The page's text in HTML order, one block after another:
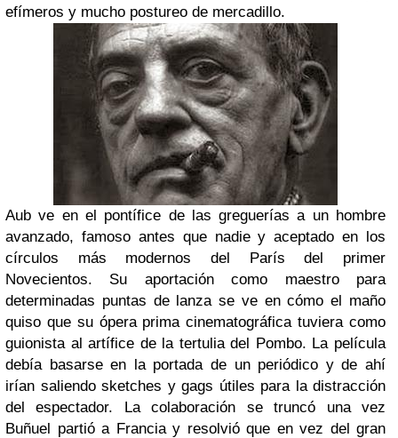
efímeros y mucho postureo de mercadillo.
Aub ve en el pontífice de las greguerías a un hombre
avanzado, famoso antes que nadie y aceptado en los
círculos más modernos del París del primer
Novecientos. Su aportación como maestro para
determinadas puntas de lanza se ve en cómo el maño
quiso que su ópera prima cinematográfica tuviera como
guionista al artífice de la tertulia del Pombo. La película
debía basarse en la portada de un periódico y de ahí
irían saliendo sketches y gags útiles para la distracción
del espectador. La colaboración se truncó una vez
Buñuel partió a Francia y resolvió que en vez del gran